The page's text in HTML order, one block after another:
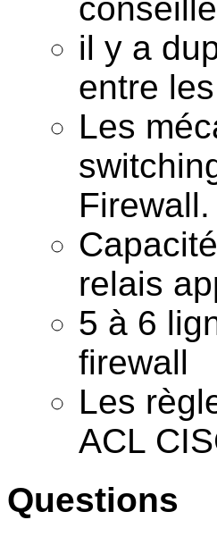
conseillé
il y a
entre
Les
Firewall.
relais
5 à 6
firewall
Les
ACL
Questions